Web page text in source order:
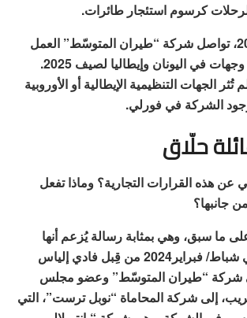
كرسوم استئجار طائرات.
منذ تمّوز/ يوليو 2025، تواصل شركة “طيران المتوسّط” العمل
من فورلي مع عدّة وجهات في اليونان وإيطاليا لصيف 2025.
تُثر الجهات التنظيمية الإيطالية أو الأوروبية
الشركة في فورلي.
حلّاق
عن هذه القرارات التجارية؟ وماذا تفعل
جانبها؟
ما سبق، وهي بمثابة رسالة يُزعم أنها
صيغت وأُرسلت في شباط/ فبراير2024 من قِبل فادي إلياس
شركة “طيران المتوسّط” وعضو مجلس
إلى شركة المحاماة “نوبل ترست”، التي